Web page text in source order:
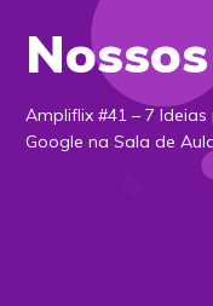
Ampliflix #41 – 7
Google na Sala de